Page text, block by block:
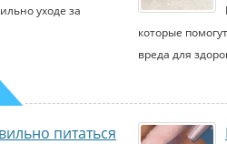
уходе за
которые
вреда для
питаться